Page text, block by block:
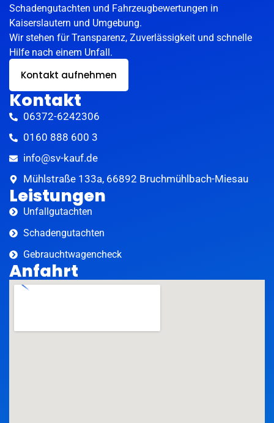
Schadengutachten und Fahrzeugbewertungen in
Kaiserslautern und Umgebung.
Wir stehen für Transparenz, Zuverlässigkeit und schnelle
Hilfe nach einem Unfall.
Kontakt aufnehmen
Kontakt
06372-6242306
0160 888 600 3
info@sv-kauf.de
Mühlstraße 133a, 66892 Bruchmühlbach-Miesau
Leistungen
Unfallgutachten
Schadengutachten
Gebrauchtwagencheck
Anfahrt